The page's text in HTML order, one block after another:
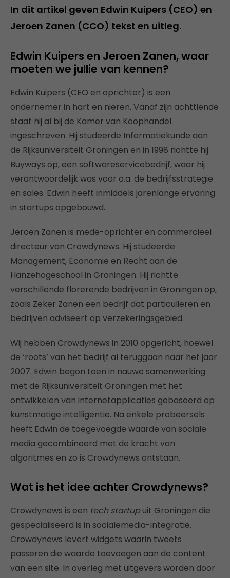
In dit artikel geven Edwin Kuipers (CEO) en
Jeroen Zanen (CCO) tekst en uitleg.
Edwin Kuipers en Jeroen Zanen, waar
moeten we jullie van kennen?
Edwin Kuipers (CEO en oprichter) is een
ondernemer in hart en nieren. Vanaf zijn achttiende
staat hij al bij de Kamer van Koophandel
ingeschreven. Hij studeerde Informatiekunde aan
de Rijksuniversiteit Groningen en in 1998 richtte hij
Buyways op, een softwareservicebedrijf, waar hij
verantwoordelijk was voor o.a. de bedrijfsstrategie
en sales. Edwin heeft inmiddels jarenlange ervaring
in startups opgebouwd.
Jeroen Zanen is mede-oprichter en commercieel
directeur van Crowdynews. Hij studeerde
Management, Economie en Recht aan de
Hanzehogeschool in Groningen. Hij richtte
verschillende florerende bedrijven in Groningen op,
zoals Zeker Zanen een bedrijf dat particulieren en
bedrijven adviseert op verzekeringsgebied.
Wij hebben Crowdynews in 2010 opgericht, hoewel
de ‘roots’ van het bedrijf al teruggaan naar het jaar
2007. Edwin begon toen in nauwe samenwerking
met de Rijksuniversiteit Groningen met het
ontwikkelen van internetapplicaties gebaseerd op
kunstmatige intelligentie. Na enkele probeersels
heeft Edwin de toegevoegde waarde van sociale
media gecombineerd met de kracht van
algoritmes en zo is Crowdynews ontstaan.
Wat is het idee achter Crowdynews?
Crowdynews is een tech startupuit Groningen die
gespecialiseerd is in socialemedia-integratie.
Crowdynews levert widgets waarin tweets
passeren die waarde toevoegen aan de content
van een site. In overleg met uitgevers worden door